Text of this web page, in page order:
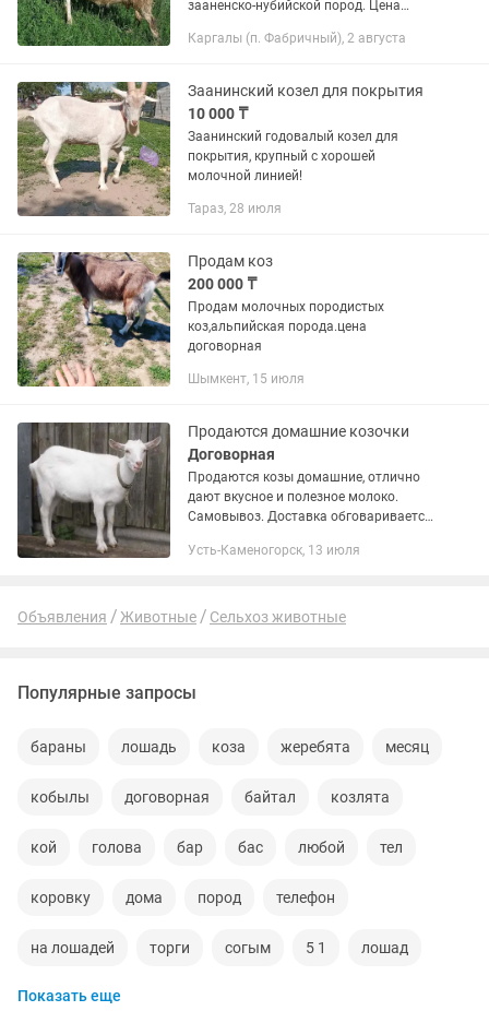
зааненско-нубийской пород. Цена
Каргалы (п. Фабричный), 2 августа
Заанинский козел для покрытия
10 000 ₸
Заанинский годовалый козел для
покрытия, крупный с хорошей
молочной линией!
Тараз, 28 июля
Продам коз
200 000 ₸
Продам молочных породистых
коз,альпийская порода.цена
договорная
Шымкент, 15 июля
Продаются домашние козочки
Договорная
Продаются козы домашние, отлично
дают вкусное и полезное молоко.
Самовывоз. Доставка обговаривается
Усть-Каменогорск, 13 июля
Объявления Животные Сельхоз животные
Популярные запросы
бараны лошадь коза жеребята месяц
кобылы договорная байтал козлята
кой голова бар бас любой тел
коровку дома пород телефон
на лошадей торги согым 5 1 лошад
кой сатылады
Показать еще